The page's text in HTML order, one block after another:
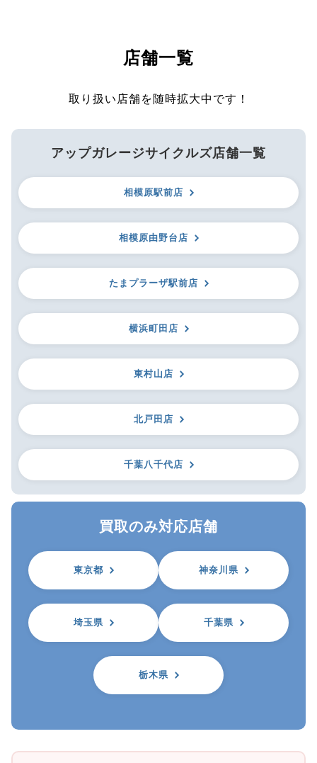
店舗一覧
取り扱い店舗を随時拡大中です！
アップガレージサイクルズ店舗一覧
相模原駅前店
相模原由野台店
たまプラーザ駅前店
横浜町田店
東村山店
北戸田店
千葉八千代店
買取のみ対応店舗
東京都 神奈川県
埼玉県 千葉県
栃木県